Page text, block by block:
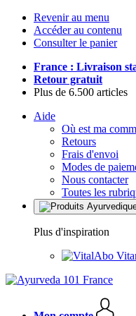
Revenir au menu
Accéder au contenu
Consulter le panier
France : Livraison
Retour gratuit
Plus de 6.500 articles
Aide
Où est ma
Retours
Frais d'envoi
Modes de
Nous contacter
Toutes les
Plus d'inspiration